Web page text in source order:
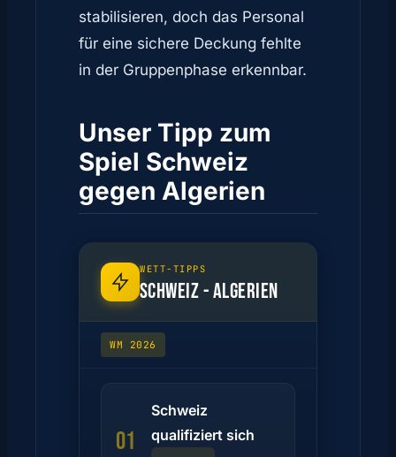
stabilisieren, doch das Personal
für eine sichere Deckung fehlte
in der Gruppenphase erkennbar.
Unser Tipp zum
Spiel Schweiz
gegen Algerien
WETT-TIPPS
SCHWEIZ - ALGERIEN
WM 2026
01
Schweiz
qualifiziert sich